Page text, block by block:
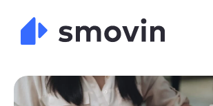
content